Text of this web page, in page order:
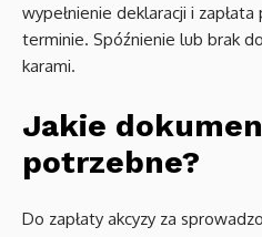
wypełnienie deklaracji i
terminie. Spóźnienie lub brak
karami.
Jakie
potrzebne?
Do zapłaty akcyzy za